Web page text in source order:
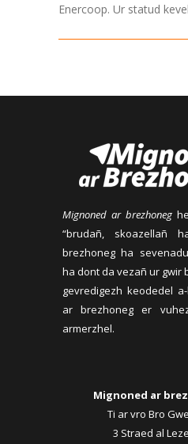
Enercoop. Ur statud
Mignoned ar brezhoneg
“brudañ, skoazellañ
brezhoneg ha
ha dont da vezañ ur gwir
gevredigezh keodedel
ar brezhoneg er
armerzhel.
Mignoned ar
Ti ar vro Bro
3 Straed al